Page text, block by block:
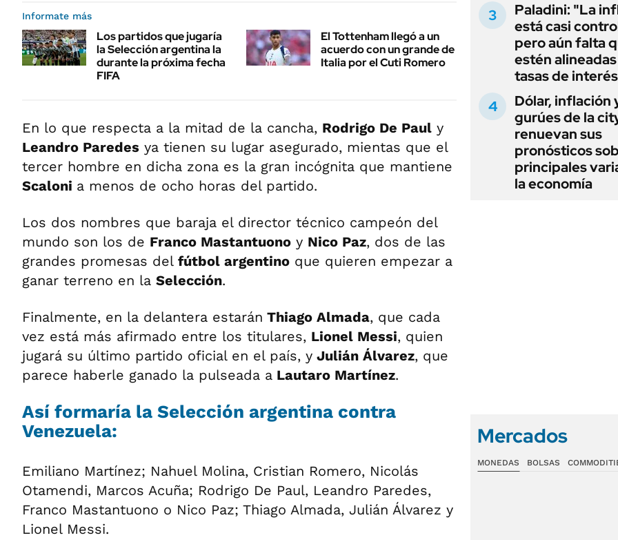
Informate más
Los partidos que jugaría
la Selección argentina la
durante la próxima fecha
FIFA
El Tottenham llegó a un
acuerdo con un grande de
Italia por el Cuti Romero
En lo que respecta a la mitad de la cancha, Rodrigo De Paul y
Leandro Paredes ya tienen su lugar asegurado, mientas que el
tercer hombre en dicha zona es la gran incógnita que mantiene
Scaloni a menos de ocho horas del partido.
Los dos nombres que baraja el director técnico campeón del
mundo son los de Franco Mastantuono y Nico Paz, dos de las
grandes promesas del fútbol argentino que quieren empezar a
ganar terreno en la Selección.
Finalmente, en la delantera estarán Thiago Almada, que cada
vez está más afirmado entre los titulares, Lionel Messi, quien
jugará su último partido oficial en el país, y Julián Álvarez, que
parece haberle ganado la pulseada a Lautaro Martínez.
Así formaría la Selección argentina contra
Venezuela:
Emiliano Martínez; Nahuel Molina, Cristian Romero, Nicolás
Otamendi, Marcos Acuña; Rodrigo De Paul, Leandro Paredes,
Franco Mastantuono o Nico Paz; Thiago Almada, Julián Álvarez y
Lionel Messi.
Paladini: "La
está casi
pero aún falta
estén
tasas de
Dólar, inflación
gurúes de la
renuevan sus
pronósticos
principales
la economía
Mercados
MONEDAS BOLSAS